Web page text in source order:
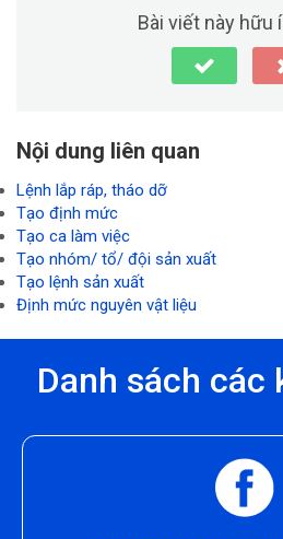
Bài viết này hữu
Nội dung liên quan
Lệnh lắp ráp, tháo dỡ
Tạo định mức
Tạo ca làm việc
Tạo nhóm/ tổ/ đội sản xuất
Tạo lệnh sản xuất
Định mức nguyên vật liệu
Danh sách các